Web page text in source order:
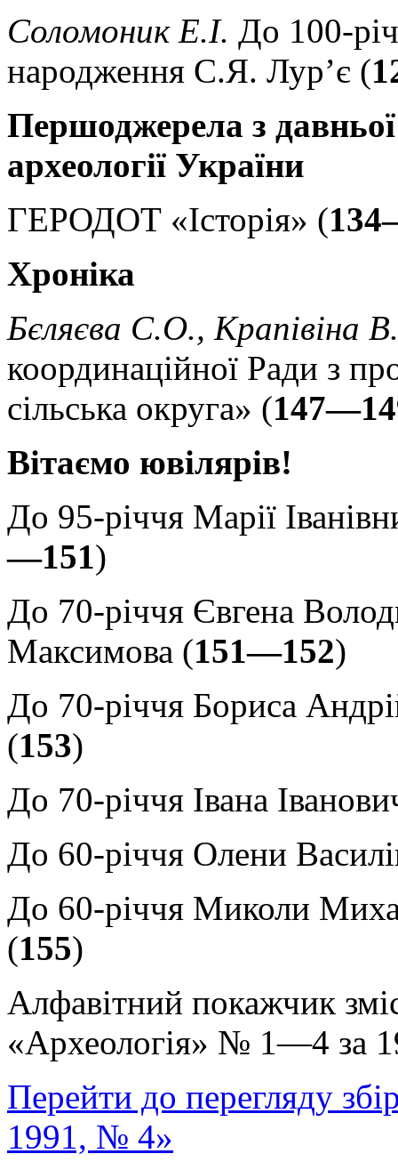
Соломоник Е.І. До 100-
народження С.Я. Лур’є (
Першоджерела з давньої
археології України
ГЕРОДОТ «Історія» (
Хроніка
Бєляєва С.О., Крапівіна
координаційної Ради з
сільська округа» (
Вітаємо ювілярів!
До 95-річчя Марії
—151)
До 70-річчя Євгена
Максимова (151—152)
До 70-річчя Бориса
(153)
До 70-річчя Івана
До 60-річчя Олени
До 60-річчя Миколи
(155)
Алфавітний покажчик
«Археологія» № 1—4 за
Перейти до перегляду
1991, № 4»